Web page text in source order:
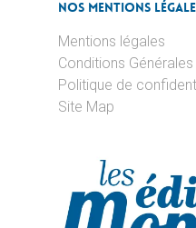
Nos Mentions
Mentions légales
Conditions
Politique de
Site Map